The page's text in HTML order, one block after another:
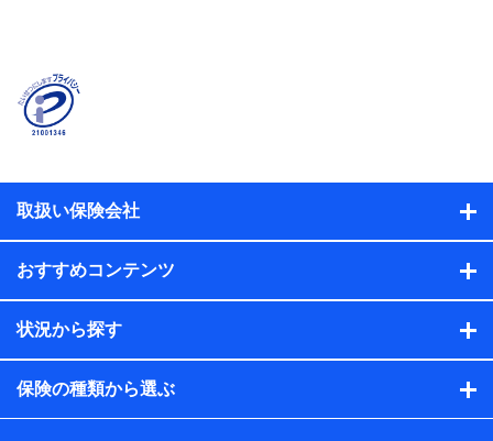
名、住所、生年月日、性別、保険契約者と被保険者の関
係、保険加入の目的、保険商品の内容、保険料、保険料
のお支払方法、車のメーカーや走行距離などの情報、建
ル内容や送信履歴の情報及び保険の更改案内等を提供し
保険契約情報
当社または株式会社NTTドコモ・フィナンシャルグルー
プが取得し、又は保有する保険契約に関する情報。例と
して、保険契約者及び被保険者の氏名、住所、生年月
日、性別、保険契約者と被保険者の関係、保険加入の目
的、保険商品の内容、保険料、保険料のお支払方法、車
のメーカーや走行距離などの情報、建物の構造や築年数
などの情報、ペットの種類や年齢などの情報などが含ま
取扱い保険会社
おすすめコンテンツ
状況から探す
保険の種類から選ぶ